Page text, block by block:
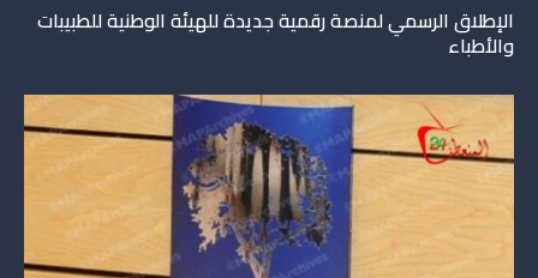
الإطلاق الرسمي لمنصة رقمية جديدة للهيئة الوطنية للطبيبات
والأطباء